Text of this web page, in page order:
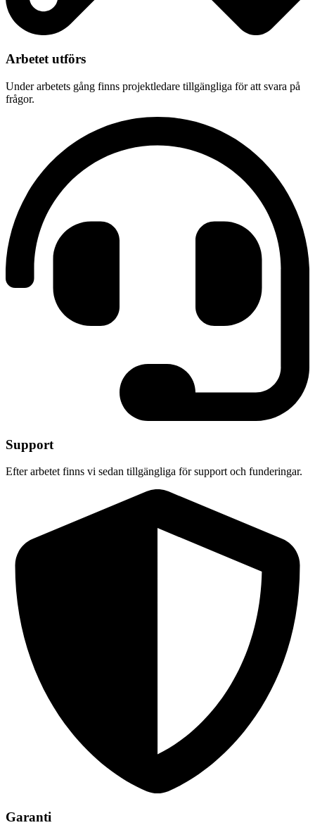
Arbetet utförs
Under arbetets gång finns projektledare tillgängliga för att svara på
frågor.
Support
Efter arbetet finns vi sedan tillgängliga för support och funderingar.
Garanti